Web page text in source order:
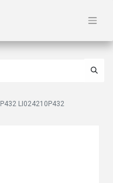
LI024210P432